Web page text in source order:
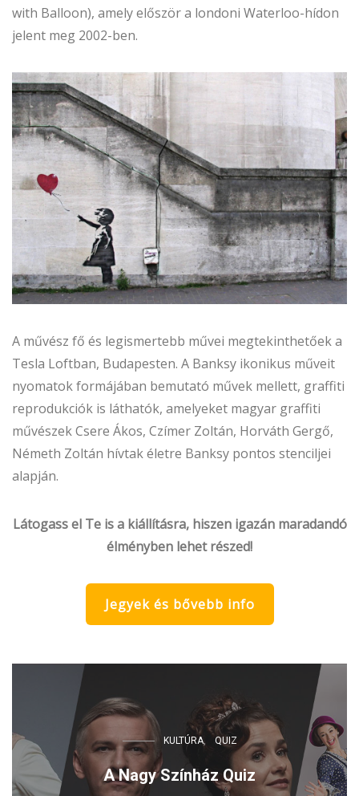
with Balloon), amely először a londoni Waterloo-hídon
jelent meg 2002-ben.
A művész fő és legismertebb művei megtekinthetőek a
Tesla Loftban, Budapesten. A Banksy ikonikus műveit
nyomatok formájában bemutató művek mellett, graffiti
reprodukciók is láthatók, amelyeket magyar graffiti
művészek Csere Ákos, Czímer Zoltán, Horváth Gergő,
Németh Zoltán hívtak életre Banksy pontos stenciljei
alapján.
Látogass el Te is a kiállításra, hiszen igazán maradandó
élményben lehet részed!
Jegyek és bővebb info
KULTÚRA QUIZ
A Nagy Színház Quiz